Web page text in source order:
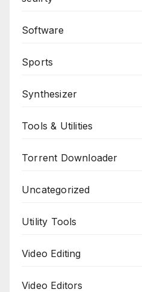
Software
Sports
Synthesizer
Tools & Utilities
Torrent Downloader
Uncategorized
Utility Tools
Video Editing
Video Editors